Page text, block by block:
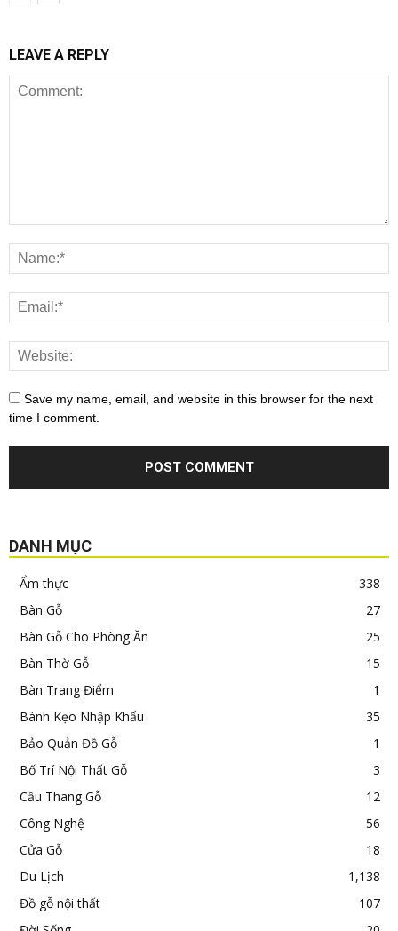
LEAVE A REPLY
Save my name, email, and website in this browser for the next
time I comment.
DANH MỤC
Ẩm thực
338
Bàn Gỗ
27
Bàn Gỗ Cho Phòng Ăn
25
Bàn Thờ Gỗ
15
Bàn Trang Điểm
1
Bánh Kẹo Nhập Khẩu
35
Bảo Quản Đồ Gỗ
1
Bố Trí Nội Thất Gỗ
3
Cầu Thang Gỗ
12
Công Nghệ
56
Cửa Gỗ
18
Du Lịch
1,138
Đồ gỗ nội thất
107